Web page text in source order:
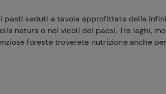
pasti seduti a tavola approfittate della
natura o nei vicoli dei paesi. Tra laghi,
foreste troverete nutrizione anche